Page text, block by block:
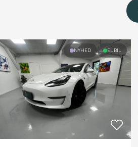
NYHED EL BIL